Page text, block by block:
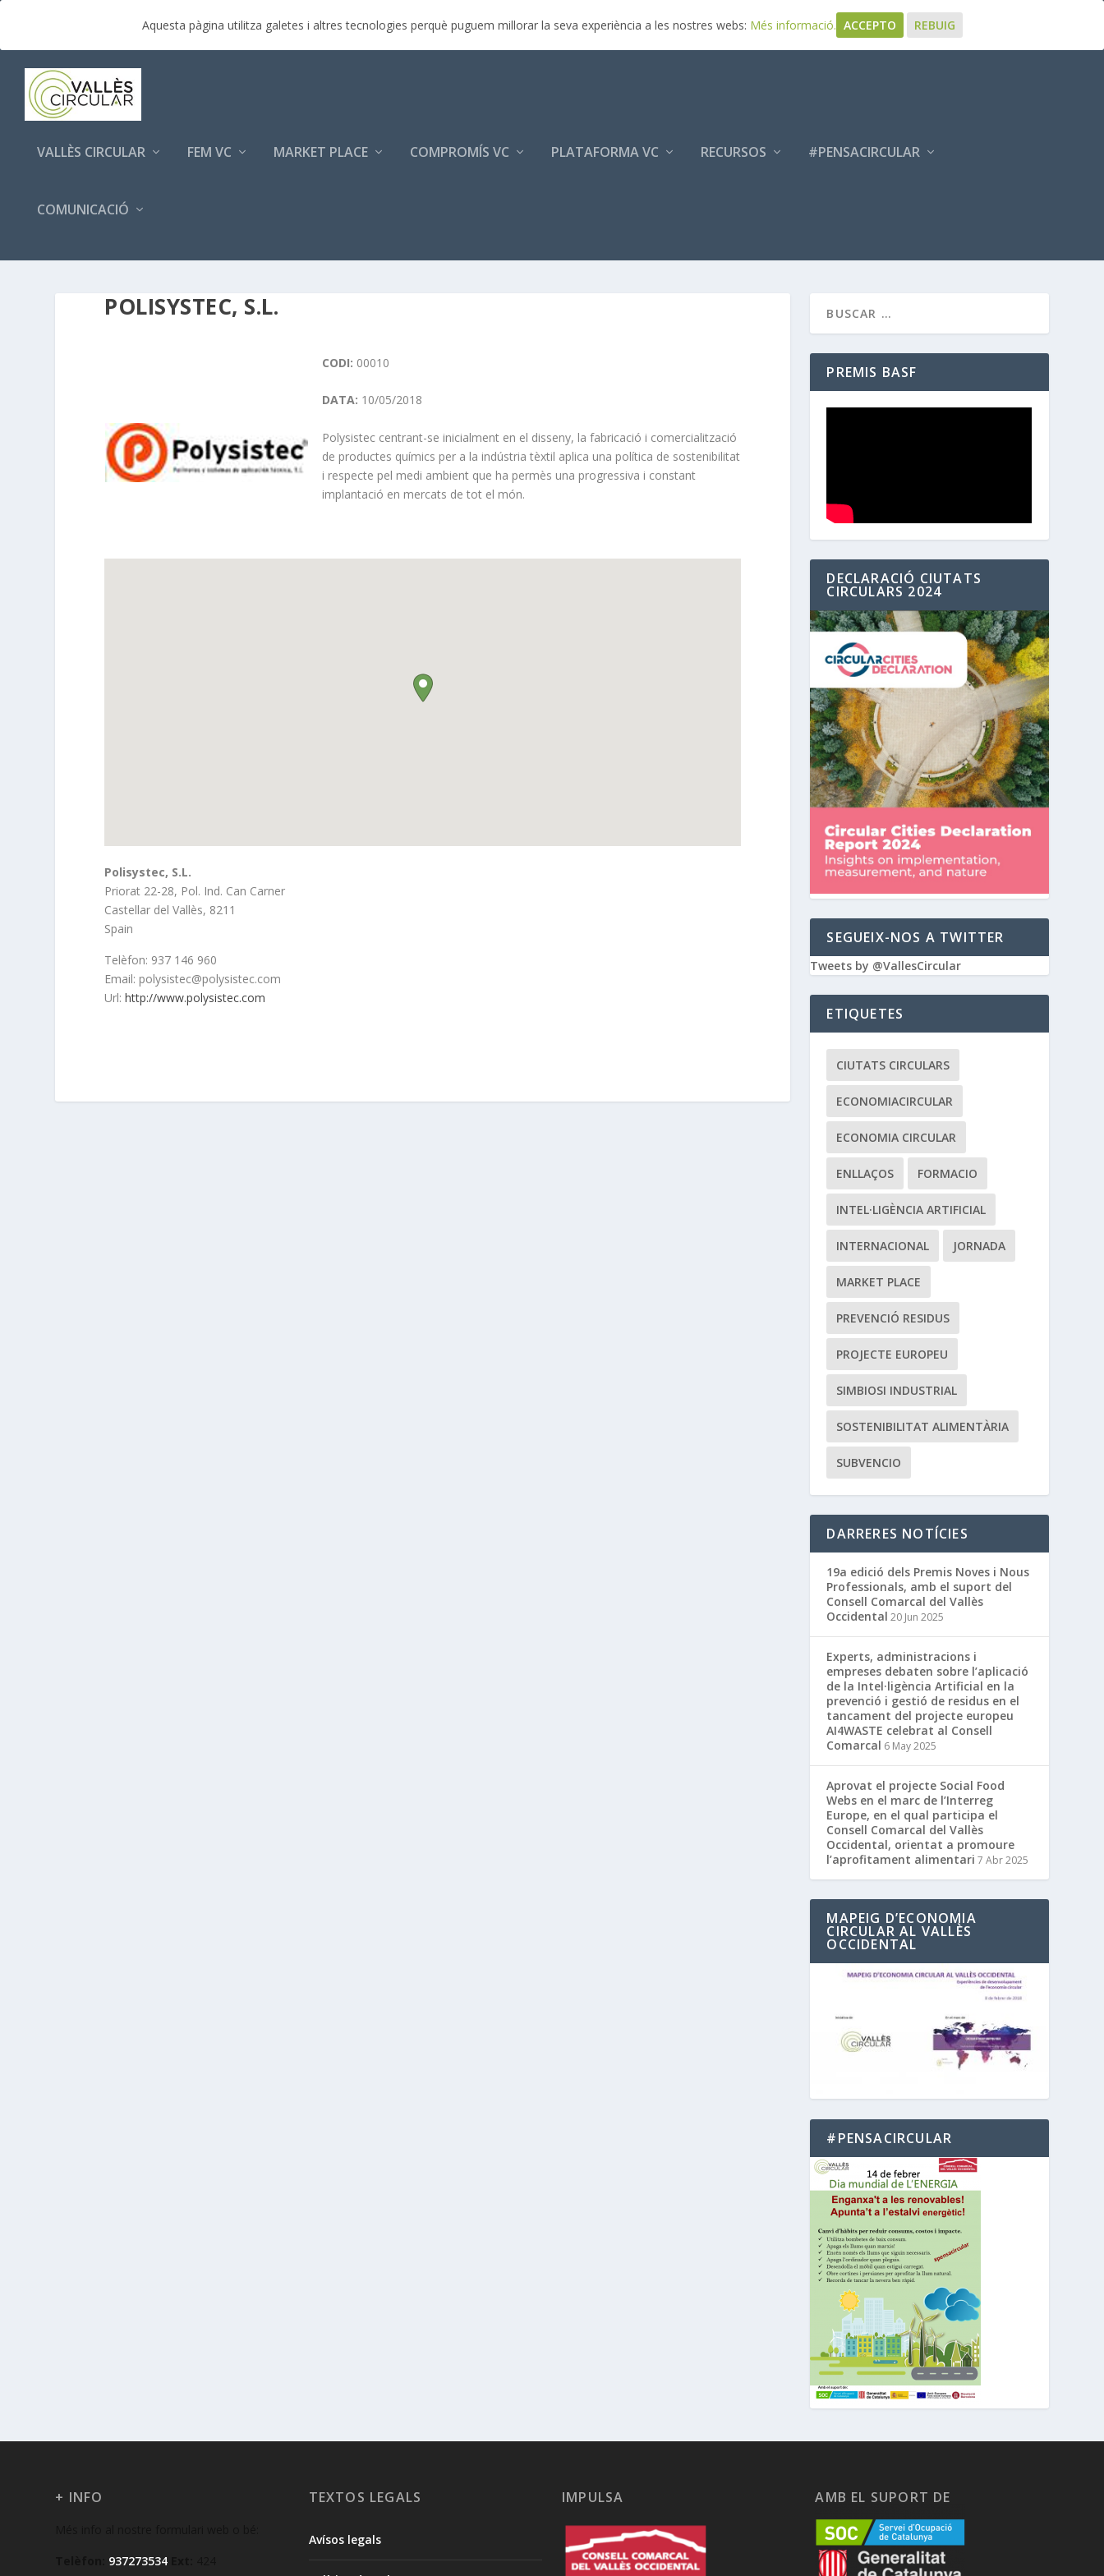
TENDENCIAS: Market Place – Jornada Vallès Circular 2017
VALLÈS CIRCULAR FEM VC MARKET PLACE COMPROMÍS VC PLATAFORMA VC RECURSOS #PENSACIRCULAR
COMUNICACIÓ
POLISYSTEC, S.L.
CODI: 00010
DATA: 10/05/2018
Polysistec centrant-se inicialment en el disseny, la fabricació i comercialització
de productes químics per a la indústria tèxtil aplica una política de sostenibilitat
i respecte pel medi ambient que ha permès una progressiva i constant
implantació en mercats de tot el món.
Polisystec, S.L.
Priorat 22-28, Pol. Ind. Can Carner
Castellar del Vallès, 8211
Spain
Telèfon: 937 146 960
Email: polysistec@polysistec.com
Url:http://www.polysistec.com
PREMIS BASF
DECLARACIÓ CIUTATS
CIRCULARS 2024
SEGUEIX-NOS A TWITTER
Tweets by @VallesCircular
ETIQUETES
CIUTATS CIRCULARS
ECONOMIACIRCULAR
ECONOMIA CIRCULAR
ENLLAÇOS FORMACIO
INTEL·LIGÈNCIA ARTIFICIAL
INTERNACIONAL JORNADA
MARKET PLACE
PREVENCIÓ RESIDUS
PROJECTE EUROPEU
SIMBIOSI INDUSTRIAL
SOSTENIBILITAT ALIMENTÀRIA
SUBVENCIO
DARRERES NOTÍCIES
19a edició dels Premis Noves i Nous
Professionals, amb el suport del
Consell Comarcal del Vallès
Occidental 20 Jun 2025
Experts, administracions i
empreses debaten sobre l’aplicació
de la Intel·ligència Artificial en la
prevenció i gestió de residus en el
tancament del projecte europeu
AI4WASTE celebrat al Consell
Comarcal 6 May 2025
Aprovat el projecte Social Food
Webs en el marc de l’Interreg
Europe, en el qual participa el
Consell Comarcal del Vallès
Occidental, orientat a promoure
l’aprofitament alimentari 7 Abr 2025
MAPEIG D’ECONOMIA
CIRCULAR AL VALLÈS
OCCIDENTAL
#PENSACIRCULAR
+ INFO
937273534
TEXTOS LEGALS
Avísos legals
IMPULSA AMB EL SUPORT DE
Aquesta pàgina utilitza galetes i altres tecnologies perquè puguem millorar la seva experiència a les nostres webs: Més informació. ACCEPTO REBUIG